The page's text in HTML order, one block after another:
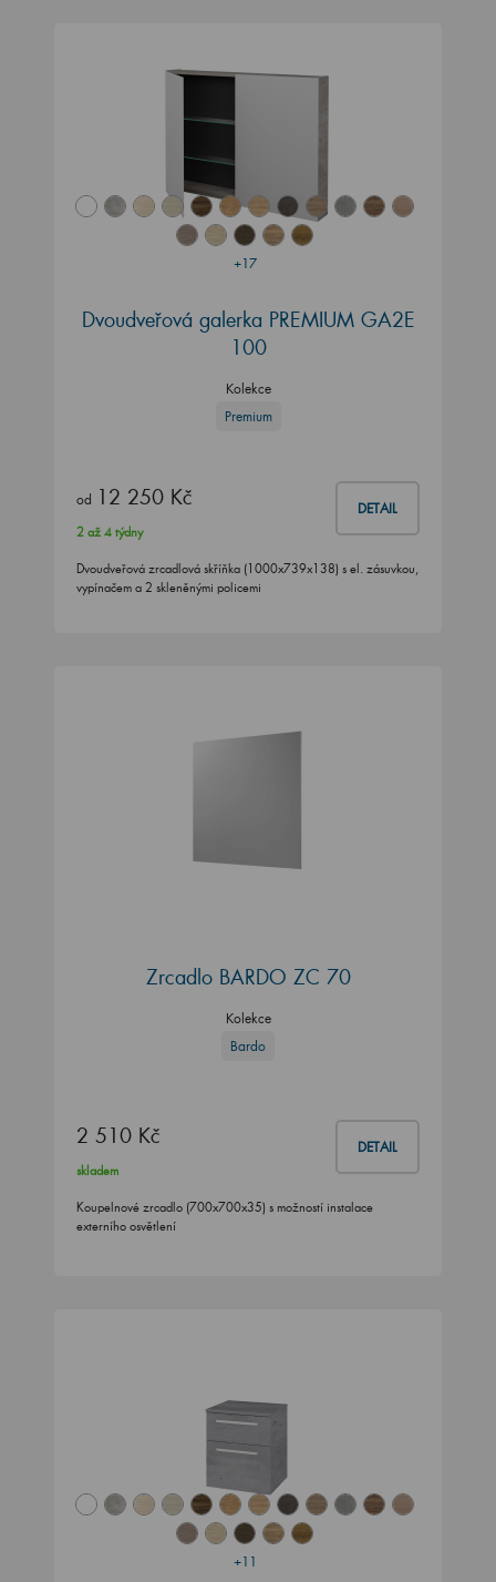
+17
Dvoudveřová galerka PREMIUM GA2E
100
Kolekce
Premium
od 12 250 Kč DETAIL
2 až 4 týdny
Dvoudveřová zrcadlová skříňka (1000x739x138) s el. zásuvkou,
vypínačem a 2 skleněnými policemi
Zrcadlo BARDO ZC 70
Kolekce
Bardo
2 510 Kč DETAIL
skladem
Koupelnové zrcadlo (700x700x35) s možností instalace
externího osvětlení
+11